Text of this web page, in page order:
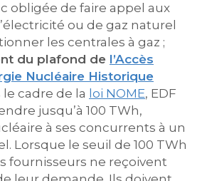
obligée de faire appel aux
ou de gaz naturel
les centrales à gaz ;
du plafond de l’Accès
Nucléaire Historique
le cadre de la loi NOME, EDF
jusqu’à 100 TWh,
à ses concurrents à un
Lorsque le seuil de 100 TWh
fournisseurs ne reçoivent